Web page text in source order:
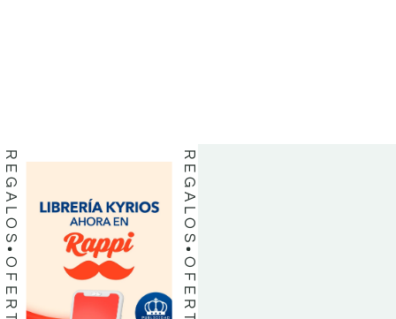
REGALOS
REGALOS